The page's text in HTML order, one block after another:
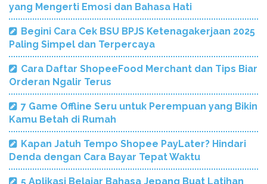
yang Mengerti Emosi dan Bahasa Hati
Begini Cara Cek BSU BPJS Ketenagakerjaan 2025
Paling Simpel dan Terpercaya
Cara Daftar ShopeeFood Merchant dan Tips Biar
Orderan Ngalir Terus
7 Game Offline Seru untuk Perempuan yang Bikin
Kamu Betah di Rumah
Kapan Jatuh Tempo Shopee PayLater? Hindari
Denda dengan Cara Bayar Tepat Waktu
5 Aplikasi Belajar Bahasa Jepang Buat Latihan